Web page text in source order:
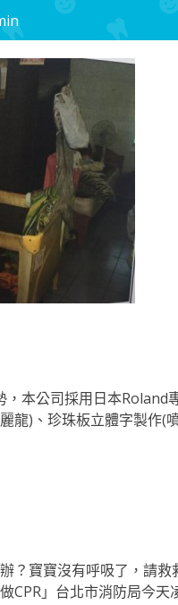
本公司採用日本Roland
龍)、珍珠板立體字製作(
？寶寶沒有呼吸了，請
CPR」台北市消防局今